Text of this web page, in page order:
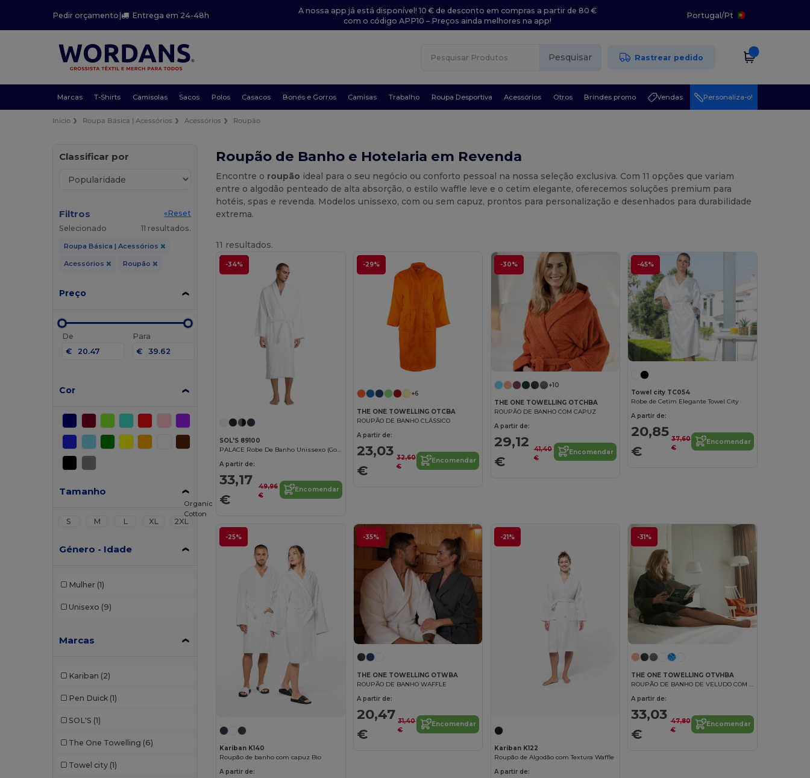
Pedir orçamento| Entrega em 24-48h
A nossa app já está disponível! 10 € de desconto em compras a partir de 80 €
com o código APP10 – Preços ainda melhores na app!
Portugal/Pt
Pesquisar Rastrear pedido
Marcas T-Shirts Camisolas Sacos Polos Casacos Bonés e Gorros Camisas Trabalho Roupa Desportiva Acessórios Otros Brindes promo Vendas Personaliza-o!
Início Roupa Básica | Acessórios Acessórios Roupão
Classificar por
Filtros
«Reset
Selecionado
11 resultados.
Roupa Básica | Acessórios
Acessórios Roupão
Preço
De
€
Para
€
Cor
Tamanho
S M L XL 2XL
Género - Idade
Mulher (1)
Unisexo (9)
Marcas
Kariban (2)
Pen Duick (1)
SOL'S (1)
The One Towelling (6)
Towel city (1)
Roupão de Banho e Hotelaria em Revenda
Encontre o roupão ideal para o seu negócio ou conforto pessoal na nossa seleção exclusiva. Com 11 opções que variam
entre o algodão penteado de alta absorção, o estilo waffle leve e o cetim elegante, oferecemos soluções premium para
hotéis, spas e revenda. Modelos unissexo, com ou sem capuz, prontos para personalização e desenhados para durabilidade
extrema.
11 resultados.
-34%
SOL'S 89100
PALACE Robe De Banho Unissexo (Gola Quimono)
A partir de:
33,17
€
49,96
€
Encomendar
-29%
+6
THE ONE TOWELLING OTCBA
ROUPÃO DE BANHO CLÁSSICO
A partir de:
23,03
€
32,60
€
Encomendar
-30%
+10
THE ONE TOWELLING OTCHBA
ROUPÃO DE BANHO COM CAPUZ
A partir de:
29,12
€
41,40
€
Encomendar
-45%
Towel city TC054
Robe de Cetim Elegante Towel City
A partir de:
20,85
€
37,60
€
Encomendar
-25%
Organic
Cotton
Kariban K140
Roupão de banho com capuz Bio
A partir de:
-35%
THE ONE TOWELLING OTWBA
ROUPÃO DE BANHO WAFFLE
A partir de:
20,47
€
31,40
€
Encomendar
-21%
Kariban K122
Roupão de Algodão com Textura Waffle
A partir de:
-31%
THE ONE TOWELLING OTVHBA
ROUPÃO DE BANHO DE VELUDO COM CAPUZ
A partir de:
33,03
€
47,80
€
Encomendar